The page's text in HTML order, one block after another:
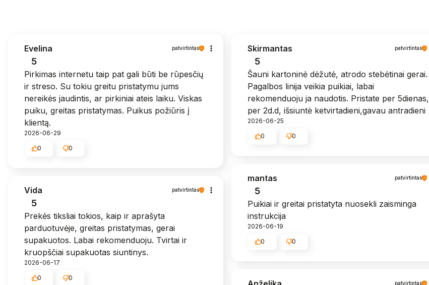
Evelina patvirtintas
5
Pirkimas internetu taip pat gali būti be rūpesčių
ir streso. Su tokiu greitu pristatymu jums
nereikės jaudintis, ar pirkiniai ateis laiku. Viskas
puiku, greitas pristatymas. Puikus požiūris į
klientą.
2026-06-29
0 0
Skirmantas patvirtintas
5
Šauni kartoninė dėžutė, atrodo stebėtinai gerai.
Pagalbos linija veikia puikiai, labai
rekomenduoju ja naudotis. Pristate per 5dienas,
per 2d.d, išsiuntė ketvirtadieni,gavau antradieni
2026-06-25
0 0
mantas patvirtintas
5
Puikiai ir greitai pristatyta nuosekli zaisminga
instrukcija
2026-06-19
0 0
Vida patvirtintas
5
Prekės tiksliai tokios, kaip ir aprašyta
parduotuvėje, greitas pristatymas, gerai
supakuotos. Labai rekomenduoju. Tvirtai ir
kruopščiai supakuotas siuntinys.
2026-06-17
0 0
patvirtintas